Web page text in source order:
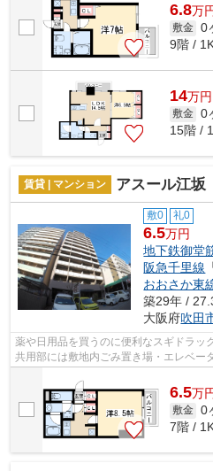
6.8万
敷金 0
9階 /
14万円
敷金 0
15階 /
賃貸 | マンション アスール江坂
敷0 礼0
6.5万円
地下鉄御堂
阪急千里線
おおさか東
築29年 /
大阪府吹田
薬や日用品を買うのに便利なスギドラッ
共用部には敷地内ごみ置き場・エレベー
ているので便利です。こちらの物件はマ...
6.5万
敷金 0
7階 /